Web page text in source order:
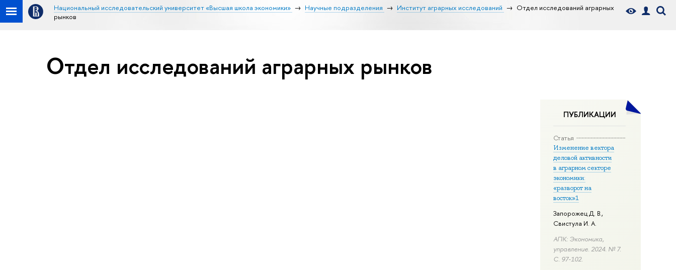
Национальный исследовательский университет «Высшая школа экономики» Научные подразделения Институт аграрных исследований
Отдел исследований аграрных
рынков
Отдел исследований аграрных рынков
ПУБЛИКАЦИИ
Статья
Изменение вектора
деловой активности
в аграрном секторе
экономики:
«разворот на
восток»1
Запорожец Д. В.,
Свистула И. А.
АПК: Экономика,
управление. 2024. № 7.
С. 97-102.